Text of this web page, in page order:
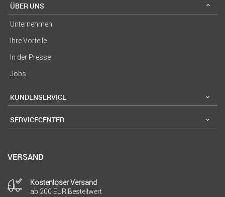
ÜBER UNS
Unternehmen
Ihre Vorteile
In der Presse
Jobs
KUNDENSERVICE
SERVICECENTER
VERSAND
Kostenloser Versand
ab 200 EUR Bestellwert